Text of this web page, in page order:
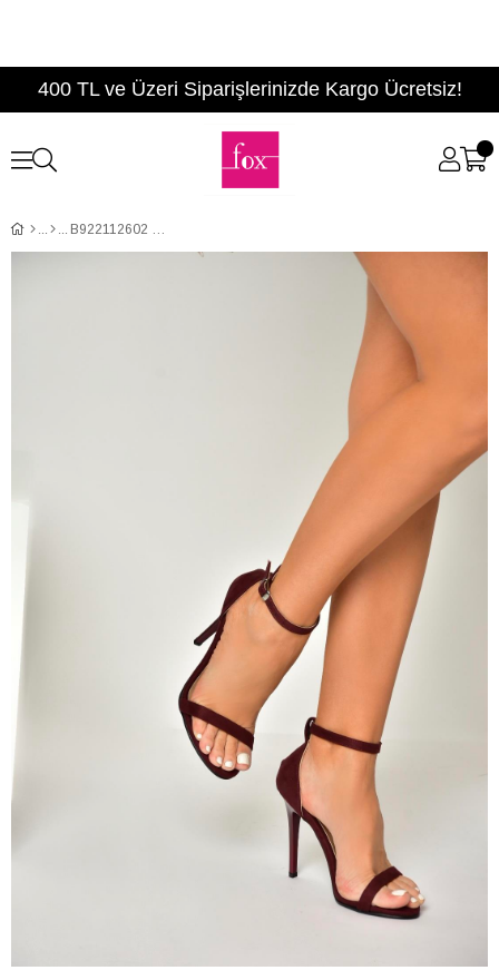
400 TL ve Üzeri Siparişlerinizde Kargo Ücretsiz!
B922112602 Bordo Süet İnce Topuklu Kadın Ayakkabı